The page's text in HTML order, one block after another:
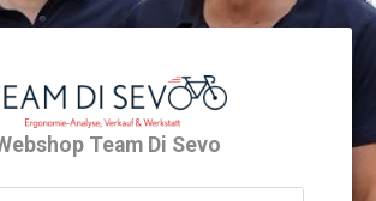
Team Di Sevo